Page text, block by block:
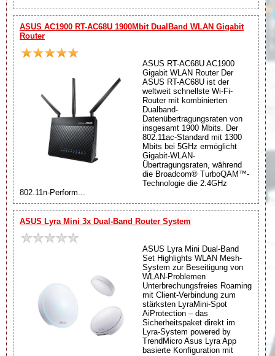
ASUS AC1900 RT-AC68U 1900Mbit DualBand WLAN Gigabit
Router
ASUS RT-AC68U AC1900
Gigabit WLAN Router Der
ASUS RT-AC68U ist der
weltweit schnellste Wi-Fi-
Router mit kombinierten
Dualband-
Datenübertragungsraten von
insgesamt 1900 Mbits. Der
802.11ac-Standard mit 1300
Mbits bei 5GHz ermöglicht
Gigabit-WLAN-
Übertragungsraten, während
die Broadcom® TurboQAM™-
Technologie die 2.4GHz
802.11n-Perform...
ASUS Lyra Mini 3x Dual-Band Router System
ASUS Lyra Mini Dual-Band
Set Highlights WLAN Mesh-
System zur Beseitigung von
WLAN-Problemen
Unterbrechungsfreies Roaming
mit Client-Verbindung zum
stärksten LyraMini-Spot
AiProtection – das
Sicherheitspaket direkt im
Lyra-System powered by
TrendMicro Asus Lyra App
basierte Konfiguration mit